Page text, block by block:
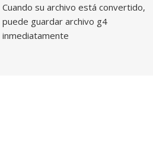
Cuando su archivo está convertido,
puede guardar archivo g4
inmediatamente